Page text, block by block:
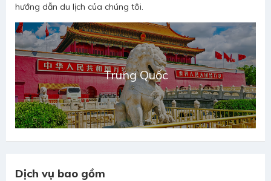
hướng dẫn du lịch của chúng tôi.
Trung Quốc
Dịch vụ bao gồm